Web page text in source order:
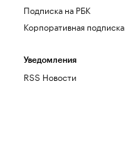
Подписка на РБК
Корпоративная подписка
Уведомления
RSS Новости